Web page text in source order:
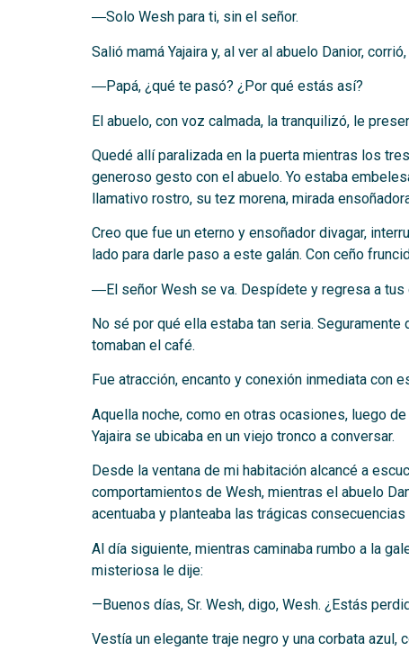
―Solo Wesh para ti, sin el señor.
Salió mamá Yajaira y, al ver al abuelo Danior,
―Papá, ¿qué te pasó? ¿Por qué estás así?
El abuelo, con voz calmada, la tranquilizó, le
Quedé allí paralizada en la puerta mientras los
generoso gesto con el abuelo. Yo estaba
llamativo rostro, su tez morena, mirada
Creo que fue un eterno y ensoñador divagar,
lado para darle paso a este galán. Con ceño
―El señor Wesh se va. Despídete y regresa a
No sé por qué ella estaba tan seria.
tomaban el café.
Fue atracción, encanto y conexión inmediata con
Aquella noche, como en otras ocasiones, luego
Yajaira se ubicaba en un viejo tronco a conversar.
Desde la ventana de mi habitación alcancé a
comportamientos de Wesh, mientras el abuelo
acentuaba y planteaba las trágicas consecuencias
Al día siguiente, mientras caminaba rumbo a la
misteriosa le dije:
—Buenos días, Sr. Wesh, digo, Wesh. ¿Estás
Vestía un elegante traje negro y una corbata azul,